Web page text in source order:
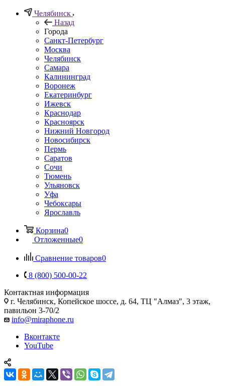
Челябинск
Назад
Города
Санкт-Петербург
Москва
Челябинск
Самара
Калининград
Воронеж
Екатеринбург
Ижевск
Краснодар
Красноярск
Нижний Новгород
Новосибирск
Пермь
Саратов
Сочи
Тюмень
Ульяновск
Уфа
Чебоксары
Ярославль
Корзина0
Отложенные0
Сравнение товаров0
8 (800) 500-00-22
Контактная информация
г. Челябинск, Копейское шоссе, д. 64, ТЦ "Алмаз", 3 этаж,
павильон 3-70/2
info@miraphone.ru
Вконтакте
YouTube